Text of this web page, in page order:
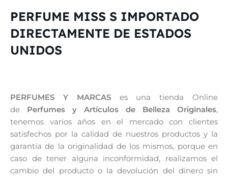
PERFUME MISS S IMPORTADO
DIRECTAMENTE DE ESTADOS
UNIDOS
PERFUMES Y MARCASes una tienda Online
de Perfumes y Artículos de Belleza Originales,
tenemos varios años en el mercado con clientes
satisfechos por la calidad de nuestros productos y la
garantía de la originalidad de los mismos, porque en
caso de tener alguna inconformidad, realizamos el
cambio del producto o la devolución del dinero sin